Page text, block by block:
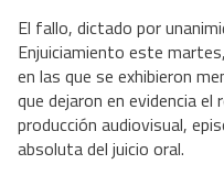
El fallo, dictado por
Enjuiciamiento este
en las que se exhibieron
que dejaron en evidencia
producción audiovisual,
absoluta del juicio oral.